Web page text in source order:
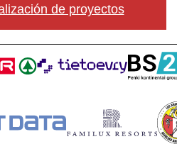
de proyectos